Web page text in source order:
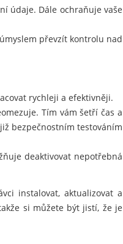
údaje. Dále ochraňuje vaše
převzít kontrolu nad
rychleji a efektivněji.
Tím vám šetří čas a
bezpečnostním testováním
deaktivovat nepotřebná
instalovat, aktualizovat a
si můžete být jistí, že je